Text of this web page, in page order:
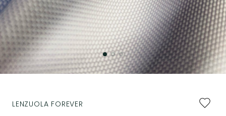
LENZUOLA FOREVER